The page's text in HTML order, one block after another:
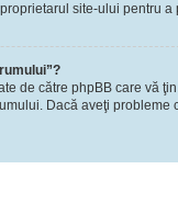
site-ului pentru
de către phpBB care vă
Dacă aveţi